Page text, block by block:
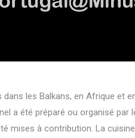
les Balkans, en Afrique et
a été préparé ou organisé par
mises à contribution. La